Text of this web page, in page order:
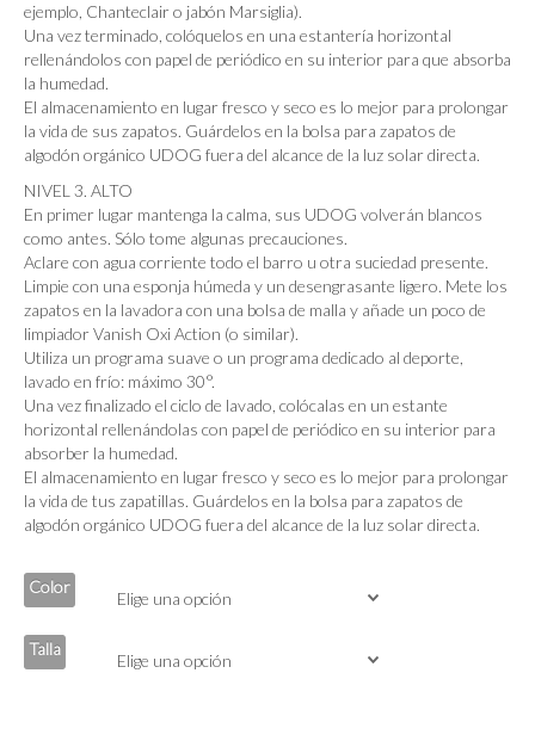
ejemplo, Chanteclair o jabón Marsiglia).
Una vez terminado, colóquelos en una estantería horizontal
rellenándolos con papel de periódico en su interior para que absorba
la humedad.
El almacenamiento en lugar fresco y seco es lo mejor para prolongar
la vida de sus zapatos. Guárdelos en la bolsa para zapatos de
algodón orgánico UDOG fuera del alcance de la luz solar directa.
NIVEL 3. ALTO
En primer lugar mantenga la calma, sus UDOG volverán blancos
como antes. Sólo tome algunas precauciones.
Aclare con agua corriente todo el barro u otra suciedad presente.
Limpie con una esponja húmeda y un desengrasante ligero. Mete los
zapatos en la lavadora con una bolsa de malla y añade un poco de
limpiador Vanish Oxi Action (o similar).
Utiliza un programa suave o un programa dedicado al deporte,
lavado en frío: máximo 30°.
Una vez finalizado el ciclo de lavado, colócalas en un estante
horizontal rellenándolas con papel de periódico en su interior para
absorber la humedad.
El almacenamiento en lugar fresco y seco es lo mejor para prolongar
la vida de tus zapatillas. Guárdelos en la bolsa para zapatos de
algodón orgánico UDOG fuera del alcance de la luz solar directa.
Color
Talla